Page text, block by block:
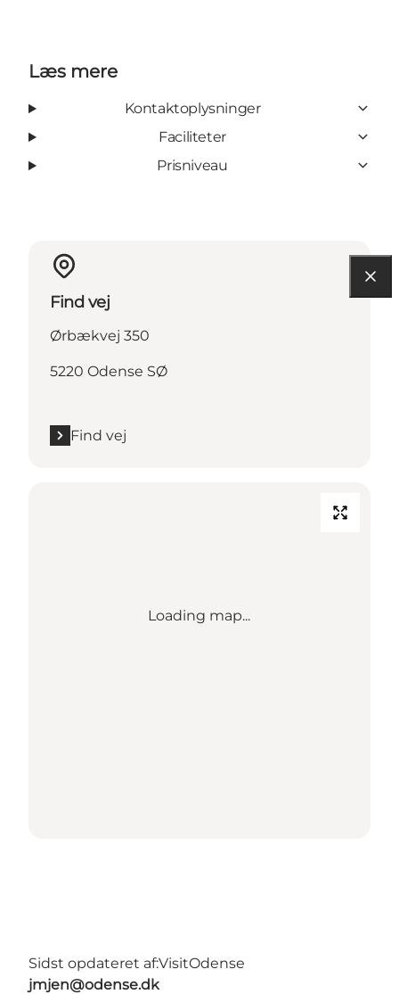
Læs mere
Kontaktoplysninger
Faciliteter
Prisniveau
Find vej
Ørbækvej 350
5220 Odense SØ
Find vej
Loading map...
Sidst opdateret af:VisitOdense
jmjen@odense.dk